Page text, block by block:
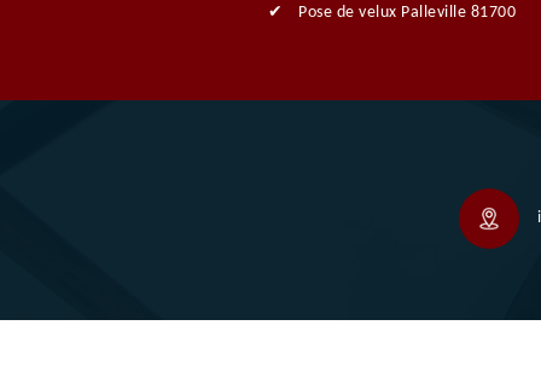
Pose de velux Palleville 81700